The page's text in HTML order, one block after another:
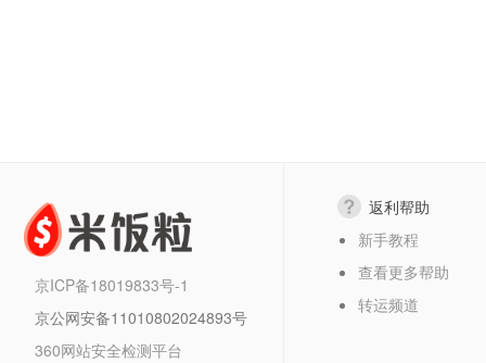
京ICP备18019833号-1
京公网安备11010802024893号
360网站安全检测平台
返利帮助
新手教程
查看更多帮助
转运频道